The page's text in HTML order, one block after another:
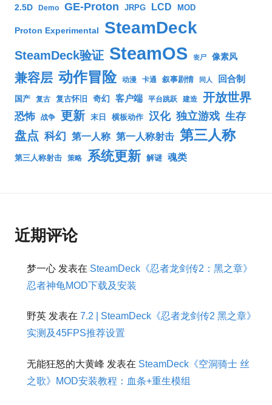
2.5D Demo GE-Proton JRPG LCD MOD
Proton Experimental SteamDeck
SteamDeck验证 SteamOS 丧尸 像素风
兼容层 动作冒险 动漫 卡通 叙事剧情 同人 回合制
国产 复古 复古怀旧 奇幻 客户端 平台跳跃 建造 开放世界
恐怖 战争 更新 末日 横板动作 汉化 独立游戏 生存
盘点 科幻 第一人称 第一人称射击 第三人称
第三人称射击 策略 系统更新 解谜 魂类
近期评论
梦一心 发表在 SteamDeck《忍者龙剑传2：黑之章》
忍者神龟MOD下载及安装
野英 发表在 7.2 | SteamDeck《忍者龙剑传2 黑之章》
实测及45FPS推荐设置
无能狂怒的大黄峰 发表在 SteamDeck《空洞骑士 丝
之歌》MOD安装教程：血条+重生模组